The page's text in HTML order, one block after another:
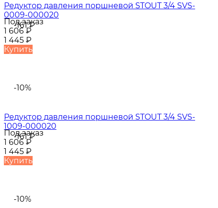
-161₽
Редуктор давления поршневой STOUT 3/4 SVS-
0009-000020
Под заказ
1 606₽
1 445 ₽
Купить
-10%
-161₽
Редуктор давления поршневой STOUT 3/4 SVS-
1009-000020
Под заказ
1 606₽
1 445 ₽
Купить
-10%